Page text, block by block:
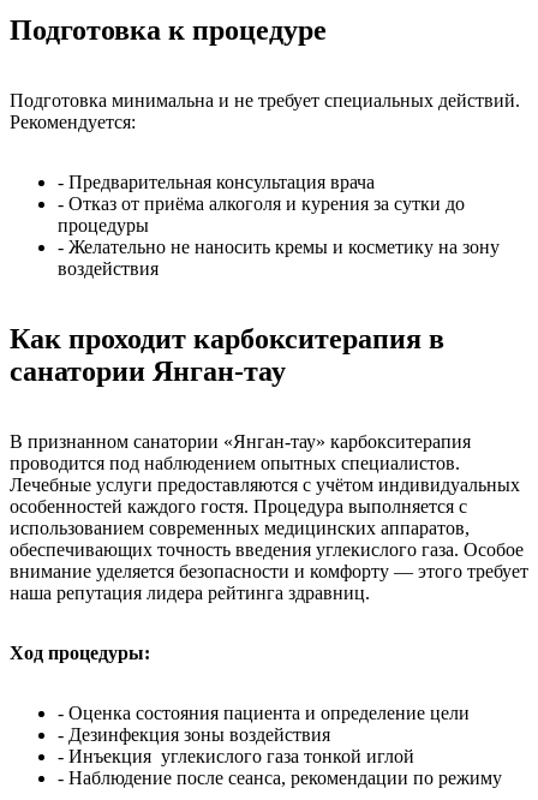
Подготовка к процедуре
Подготовка минимальна и не требует специальных действий.
Рекомендуется:
- Предварительная консультация врача
- Отказ от приёма алкоголя и курения за сутки до
процедуры
- Желательно не наносить кремы и косметику на зону
воздействия
Как проходит карбокситерапия в
санатории Янган-тау
В признанном санатории «Янган-тау» карбокситерапия
проводится под наблюдением опытных специалистов.
Лечебные услуги предоставляются с учётом индивидуальных
особенностей каждого гостя. Процедура выполняется с
использованием современных медицинских аппаратов,
обеспечивающих точность введения углекислого газа. Особое
внимание уделяется безопасности и комфорту — этого требует
наша репутация лидера рейтинга здравниц.
Ход процедуры:
- Оценка состояния пациента и определение цели
- Дезинфекция зоны воздействия
- Инъекция углекислого газа тонкой иглой
- Наблюдение после сеанса, рекомендации по режиму